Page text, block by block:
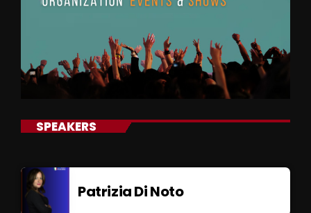
SPEAKERS
Patrizia Di Noto